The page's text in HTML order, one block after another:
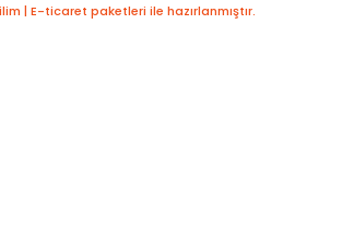
| E-ticaret paketleri ile hazırlanmıştır.